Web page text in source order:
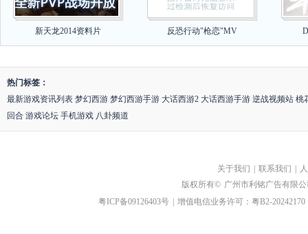
新天龙2014资料片 反恐行动"枪恋"MV
热门标签：
最新游戏资讯列表 梦幻西游 梦幻西游手游 大话西游2 大话西游手游 逆战视频站 桃
回合 游戏论坛 手机游戏 八卦频道
关于我们 联系我们
版权所有© 广州市利铭广告有限
粤ICP备09126403号 | 增值电信业务许可：粤B2-20242170